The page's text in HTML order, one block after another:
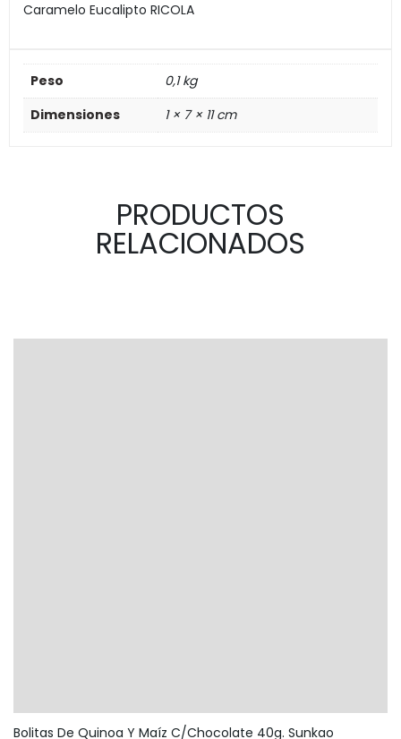
Caramelo Eucalipto RICOLA
Peso
0,1 kg
Dimensiones
1 × 7 × 11 cm
PRODUCTOS
RELACIONADOS
Bolitas De Quinoa Y Maíz C/Chocolate 40g. Sunkao